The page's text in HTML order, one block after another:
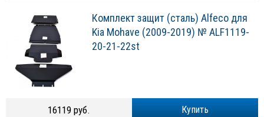
Комплект защит (сталь) Alfeco для
Kia Mohave (2009-2019) № ALF1119-
20-21-22st
Купить
16119 руб.